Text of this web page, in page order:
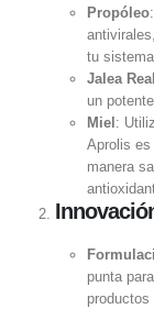
Propóleo
tu
Jalea Real
un
Miel :
Aprolis
manera
punta